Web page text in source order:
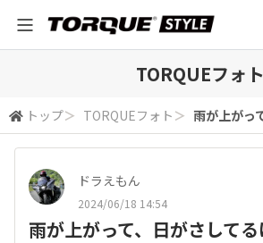
TORQUEフォト
トップ＞ TORQUEフォト ＞ 雨が上がっ
ドラえもん
2024/06/18 14:54
雨が上がって、日がさしてる